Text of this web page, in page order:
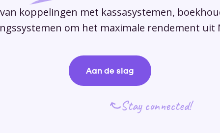
Producten & arrangementen
Notificaties
Koppelingen
Trouwlocaties
Uptime
Vergelijken
Overstappen naar MICE
Chat met ons
koppelingen met kassasystemen,
om het maximale rendement uit
Aan de slag
Stay connected!